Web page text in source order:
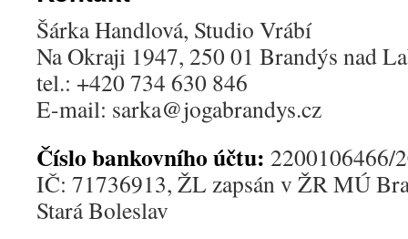
Šárka Handlová, Studio Vrábí
Na Okraji 1947, 250 01 Brandýs nad
tel.: +420 734 630 846
E-mail: sarka@jogabrandys.cz
Číslo bankovního účtu: 2200106466/
IČ: 71736913, ŽL zapsán v ŽR MÚ
Stará Boleslav